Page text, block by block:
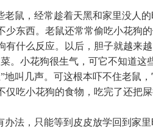
老鼠，经常趁着天黑和家里没人
少东西。老鼠还常常偷吃小花狗
有什么反应。以后，胆子就越来
。小花狗很生气，可它不知道
地叫几声。可这根本吓不住老鼠
仅吃小花狗的食物，吃完了还把
办法，只能等到皮皮放学回到家